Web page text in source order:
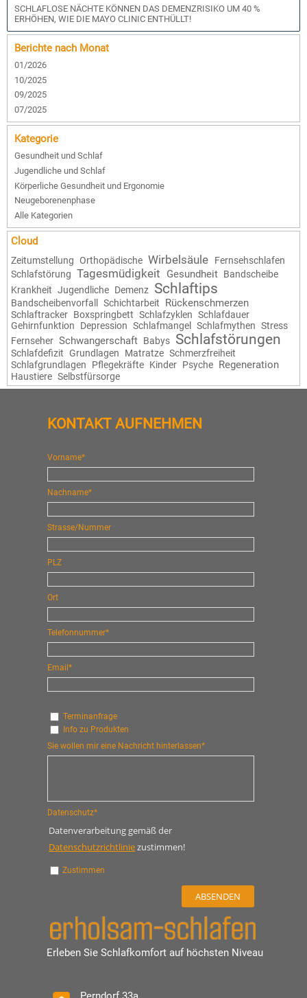
SCHLAFLOSE NÄCHTE KÖNNEN DAS DEMENZRISIKO UM 40 %
ERHÖHEN, WIE DIE MAYO CLINIC ENTHÜLLT!
Berichte nach Monat
01/2026
10/2025
09/2025
07/2025
Kategorie
Gesundheit und Schlaf
Jugendliche und Schlaf
Körperliche Gesundheit und Ergonomie
Neugeborenenphase
Alle Kategorien
Cloud
Zeitumstellung Orthopädische Wirbelsäule
Fernsehschlafen
Schlafstörung Tagesmüdigkeit Gesundheit Bandscheibe
Krankheit Jugendliche Demenz Schlaftips
Bandscheibenvorfall Schichtarbeit Rückenschmerzen
Schlaftracker Boxspringbett Schlafzyklen Schlafdauer
Gehirnfunktion
Depression Schlafmangel Schlafmythen Stress
Fernseher Schwangerschaft Babys Schlafstörungen
Schlafdefizit Grundlagen Matratze Schmerzfreiheit
Schlafgrundlagen
Pflegekräfte Kinder Psyche Regeneration
Haustiere Selbstfürsorge
Erleben Sie Schlafkomfort auf höchsten Niveau
Vorname*
Nachname*
Strasse/Nummer
PLZ
Ort
Telefonnummer*
Email*
Terminanfrage
Info zu Produkten
Sie wollen mir eine Nachricht hinterlassen*
Datenschutz*
Datenverarbeitung gemäß der
Datenschutzrichtliniezustimmen!
Zustimmen
KONTAKT AUFNEHMEN